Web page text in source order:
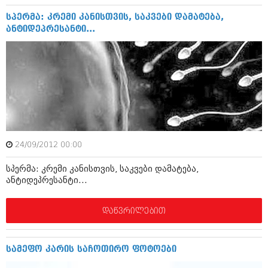
ნოემბერი 2017 (212)
ოქტომბერი 2017 (231)
აგვისტო 2017 (212)
ივლისი 2017 (233)
ივნისი 2017 (265)
მაისი 2017 (216)
აპრილი 2017 (220)
მარტი 2017 (212)
თებერვალი 2017 (205)
იანვარი 2017 (246)
დეკემბერი 2016 (207)
ნოემბერი 2016 (207)
ოქტომბერი 2016 (257)
სექტემბერი 2016 (224)
ივნისი 2016 (221)
მაისი 2016 (261)
აპრილი 2016 (215)
მარტი 2016 (200)
სპერმა: კრემი კანისთვის, საკვები დამატება,
ანტიდეპრესანტი...
24/09/2012 00:00
სპერმა: კრემი კანისთვის, საკვები დამატება,
ანტიდეპრესანტი...
დაწვრილებით
სამეფო კარის საჩოთირო ფოტოები